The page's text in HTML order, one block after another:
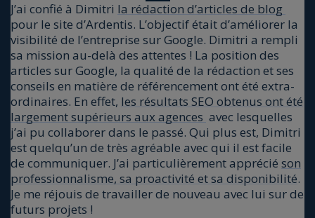
J’ai confié à Dimi­tri la rédac­tion d’ar­ticles de blog
pour le site d’Ardentis. L’objectif était d’améliorer la
visi­bi­li­té de l’entreprise sur Google. Dimi­tri a rem­pli
sa mis­sion au-delà des attentes ! La posi­tion des
articles sur Google, la qua­li­té de la rédac­tion et ses
conseils en matière de réfé­ren­ce­ment ont été extra­
or­di­naires. En effet, les résul­tats SEO obte­nus ont été
lar­ge­ment supé­rieurs aux agences avec les­quelles
j’ai pu col­la­bo­rer dans le pas­sé. Qui plus est, Dimi­tri
est quel­qu’un de très agréable avec qui il est facile
de com­mu­ni­quer. J’ai par­ti­cu­liè­re­ment appré­cié son
pro­fes­sion­na­lisme, sa proac­ti­vi­té et sa dis­po­ni­bi­li­té.
Je me réjouis de tra­vailler de nou­veau avec lui sur de
futurs pro­jets !